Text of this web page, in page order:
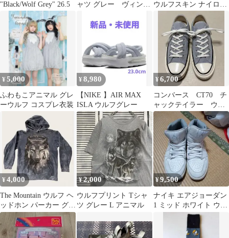
"Black/Wolf Grey" 26.5
ャツ グレー ヴィンテ
ル 90s
ウルフスキン ナイロン
ジッパー コインケース
グレー
¥5,000
ふわもこアニマル グレ
ーウルフ コスプレ衣装
¥ 8,980
【NIKE 】AIR MAX
ISLA ウルフグレー
¥6,700
コンバース CT70 チ
ャックテイラー ウル
フグレー 24cm
¥4,000
The Mountain ウルフ ヘ
ッドホン パーカー グレ
ー Sサイズ古着
¥2,000
ウルフプリント Tシャ
ツ グレー L アニマル
¥9,500
ナイキ エアジョーダン
1 ミッド ホワイト ウル
フグレー 2016